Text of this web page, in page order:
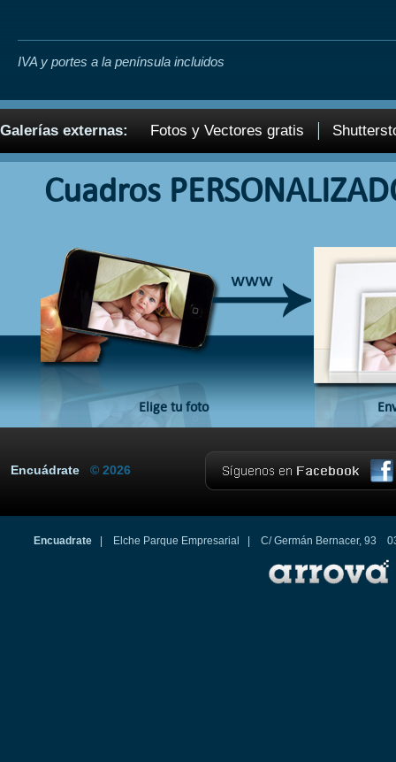
IVA y portes a la península incluidos
Galerías externas: Fotos y Vectores gratis
Cuadros
Elige tu foto
Encuádrate © 2026
Encuadrate| Elche Parque Empresarial | C/ Germán Bernacer, 93